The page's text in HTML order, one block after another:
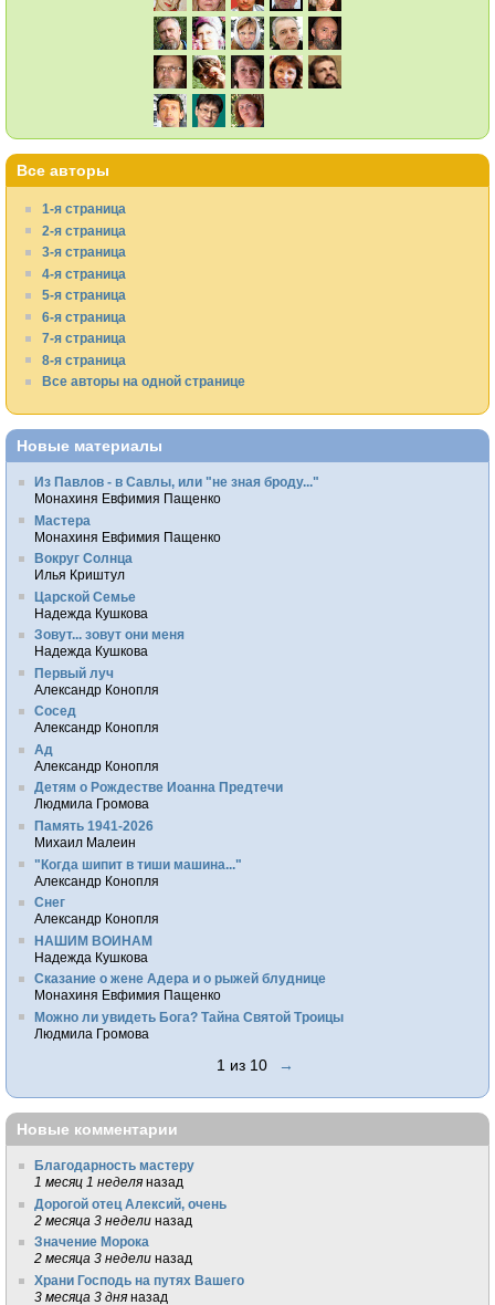
Все авторы
1-я страница
2-я страница
3-я страница
4-я страница
5-я страница
6-я страница
7-я страница
8-я страница
Все авторы на одной странице
Новые материалы
Из Павлов - в Савлы, или "не зная броду..."
Монахиня Евфимия Пащенко
Мастера
Монахиня Евфимия Пащенко
Вокруг Солнца
Илья Криштул
Царской Семье
Надежда Кушкова
Зовут... зовут они меня
Надежда Кушкова
Первый луч
Александр Конопля
Сосед
Александр Конопля
Ад
Александр Конопля
Детям о Рождестве Иоанна Предтечи
Людмила Громова
Память 1941-2026
Михаил Малеин
"Когда шипит в тиши машина..."
Александр Конопля
Снег
Александр Конопля
НАШИМ ВОИНАМ
Надежда Кушкова
Сказание о жене Адера и о рыжей блуднице
Монахиня Евфимия Пащенко
Можно ли увидеть Бога? Тайна Святой Троицы
Людмила Громова
1 из 10 →
Новые комментарии
Благодарность мастеру
1 месяц 1 неделя назад
Дорогой отец Алексий, очень
2 месяца 3 недели назад
Значение Морока
2 месяца 3 недели назад
Храни Господь на путях Вашего
3 месяца 3 дня назад